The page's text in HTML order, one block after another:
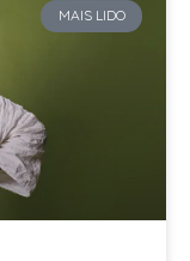
MAIS LIDO